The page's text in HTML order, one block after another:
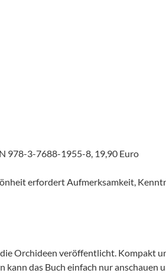
978-3-7688-1955-8, 19,90 Euro
erfordert Aufmerksamkeit,
Orchideen veröffentlicht. Kompakt
das Buch einfach nur anschauen